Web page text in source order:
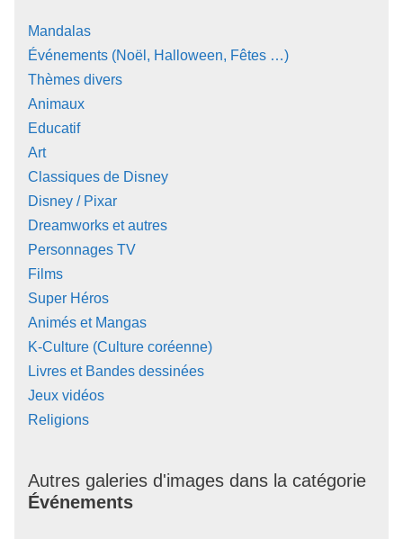
Mandalas
Événements (Noël, Halloween, Fêtes …)
Thèmes divers
Animaux
Educatif
Art
Classiques de Disney
Disney / Pixar
Dreamworks et autres
Personnages TV
Films
Super Héros
Animés et Mangas
K-Culture (Culture coréenne)
Livres et Bandes dessinées
Jeux vidéos
Religions
Autres galeries d'images dans la catégorie
Événements